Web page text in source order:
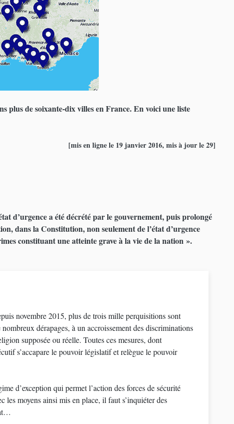
plus de soixante-dix villes en France. En voici une liste
[mis en ligne le 19 janvier 2016, mis à jour le 29]
d’urgence a été décrété par le gouvernement, puis prolongé
dans la Constitution, non seulement de l’état d’urgence
constituant une atteinte grave à la vie de la nation ».
novembre 2015, plus de trois mille perquisitions sont
dérapages, à un accroissement des discriminations
supposée ou réelle. Toutes ces mesures, dont
s’accapare le pouvoir législatif et relègue le pouvoir
d’exception qui permet l’action des forces de sécurité
les moyens ainsi mis en place, il faut s’inquiéter des